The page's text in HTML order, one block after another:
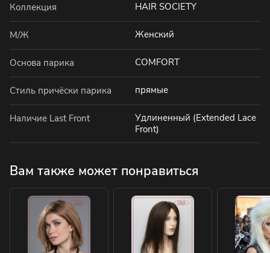
Коллекция HAIR SOCIETY
М/Ж Женский
Основа парика COMFORT
Стиль причёски парика прямые
Наличие Last Front
Удлиненный (Extended Lace
Front)
Вам также может понравиться